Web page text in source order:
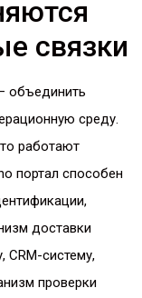
связки
объединить
среду.
работают
портал способен
доставки
CRM-систему,
проверки